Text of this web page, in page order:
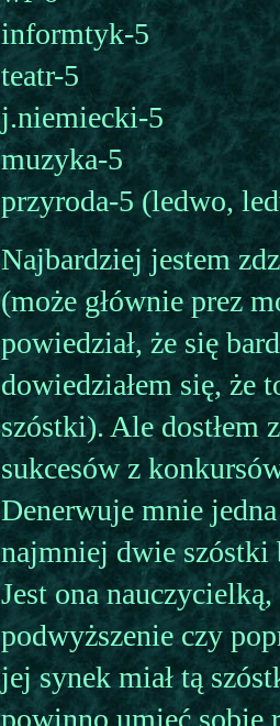
informtyk-5
teatr-5
j.niemiecki-5
muzyka-5
przyroda-5 (ledwo,
Najbardziej jestem
(może głównie prez
powiedział, że się
dowiedziałem się, że
szóstki). Ale dostłem
sukcesów z
Denerwuje mnie
najmniej dwie szóstki
Jest ona
podwyższenie czy
jej synek miał tą
powinno umieć sobie